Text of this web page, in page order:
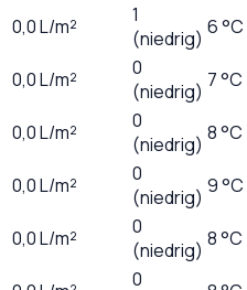
0,0L/m²
1
(niedrig) 6 °C
0,0L/m²
0
(niedrig) 7 °C
0,0L/m²
0
(niedrig) 8 °C
0,0L/m²
0
(niedrig) 9 °C
0,0L/m²
0
(niedrig) 8 °C
0